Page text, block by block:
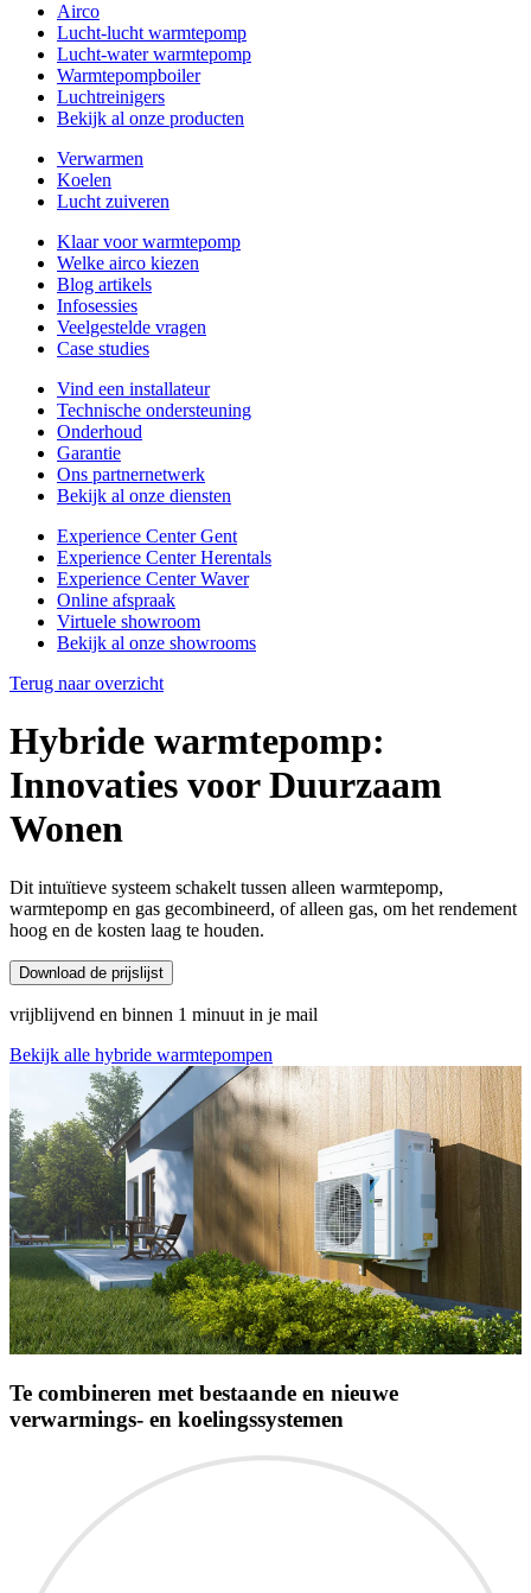
Airco
Lucht-lucht warmtepomp
Lucht-water warmtepomp
Warmtepompboiler
Luchtreinigers
Bekijk al onze producten
Verwarmen
Koelen
Lucht zuiveren
Klaar voor warmtepomp
Welke airco kiezen
Blog artikels
Infosessies
Veelgestelde vragen
Case studies
Vind een installateur
Technische ondersteuning
Onderhoud
Garantie
Ons partnernetwerk
Bekijk al onze diensten
Experience Center Gent
Experience Center Herentals
Experience Center Waver
Online afspraak
Virtuele showroom
Bekijk al onze showrooms
Terug naar overzicht
Hybride warmtepomp:
Innovaties voor Duurzaam
Wonen
Dit intuïtieve systeem schakelt tussen alleen warmtepomp,
warmtepomp en gas gecombineerd, of alleen gas, om het rendement
hoog en de kosten laag te houden.
Download de prijslijst
vrijblijvend en binnen 1 minuut in je mail
Bekijk alle hybride warmtepompen
Te combineren met bestaande en nieuwe
verwarmings- en koelingssystemen